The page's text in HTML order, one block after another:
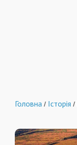
Головна / Історія /